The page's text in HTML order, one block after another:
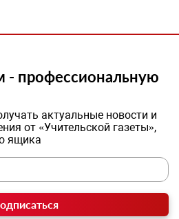
- профессиональную
актуальные новости и
от «Учительской газеты»,
ящика